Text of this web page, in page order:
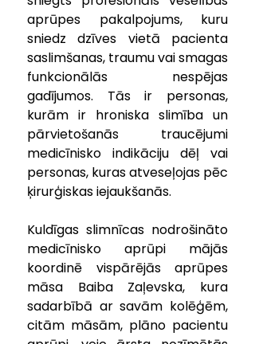
aprūpes pakalpojums, kuru
sniedz dzīves vietā pacienta
saslimšanas, traumu vai smagas
funkcionālās nespējas
gadījumos. Tās ir personas,
kurām ir hroniska slimība un
pārvietošanās traucējumi
medicīnisko indikāciju dēļ vai
personas, kuras atveseļojas pēc
ķirurģiskas iejaukšanās.
​Kuldīgas slimnīcas nodrošināto
medicīnisko aprūpi mājās
koordinē vispārējās aprūpes
māsa Baiba Zaļevska, kura
sadarbībā ar savām kolēģēm,
citām māsām, plāno pacientu